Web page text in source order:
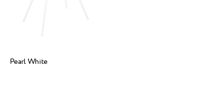
Pearl White